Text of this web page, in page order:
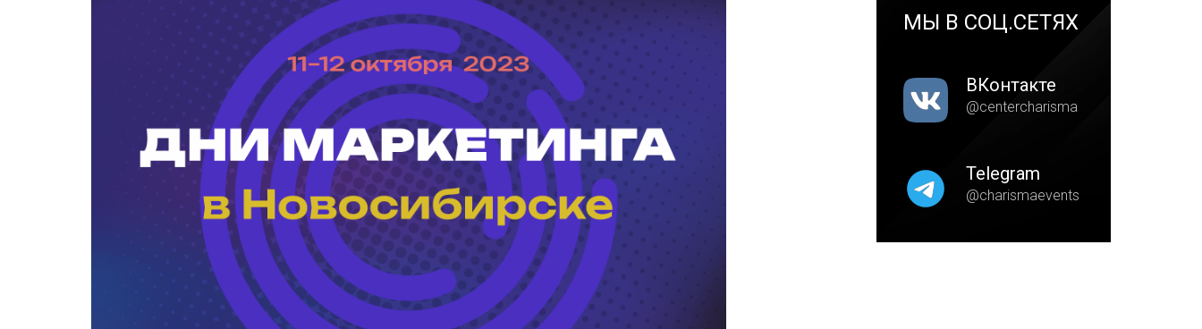
МЫ В СОЦ.СЕТЯХ
ВКонтакте
@centercharisma
Telegram
@charismaevents